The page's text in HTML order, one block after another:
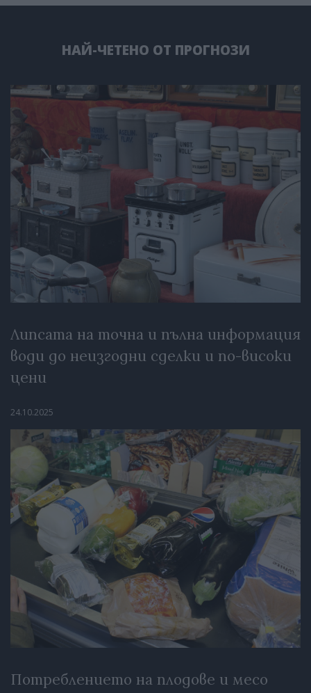
НАЙ-ЧЕТЕНО ОТ ПРОГНОЗИ
Липсата на точна и пълна информация
води до неизгодни сделки и по-високи
цени
24.10.2025
Потреблението на плодове и месо